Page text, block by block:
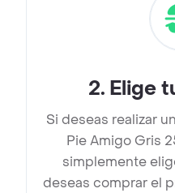
2. Elige
Si deseas realizar
Pie Amigo Gris
simplemente
deseas comprar el